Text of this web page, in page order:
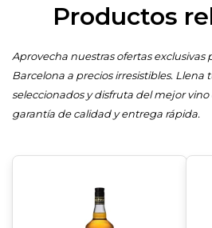
Productos
Aprovecha nuestras ofertas exclusivas
Barcelona a precios irresistibles. Llena
seleccionados y disfruta del mejor
garantía de calidad y entrega rápida.